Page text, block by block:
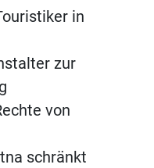
in
zur
von
schränkt